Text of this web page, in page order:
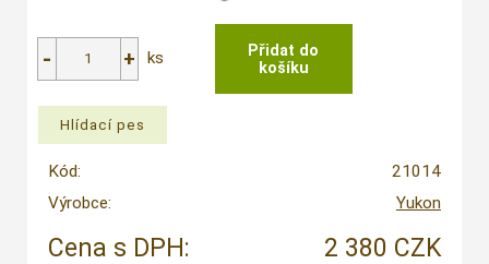
ks
Kód:
21014
Výrobce:
Yukon
Cena s DPH: 2 380 CZK